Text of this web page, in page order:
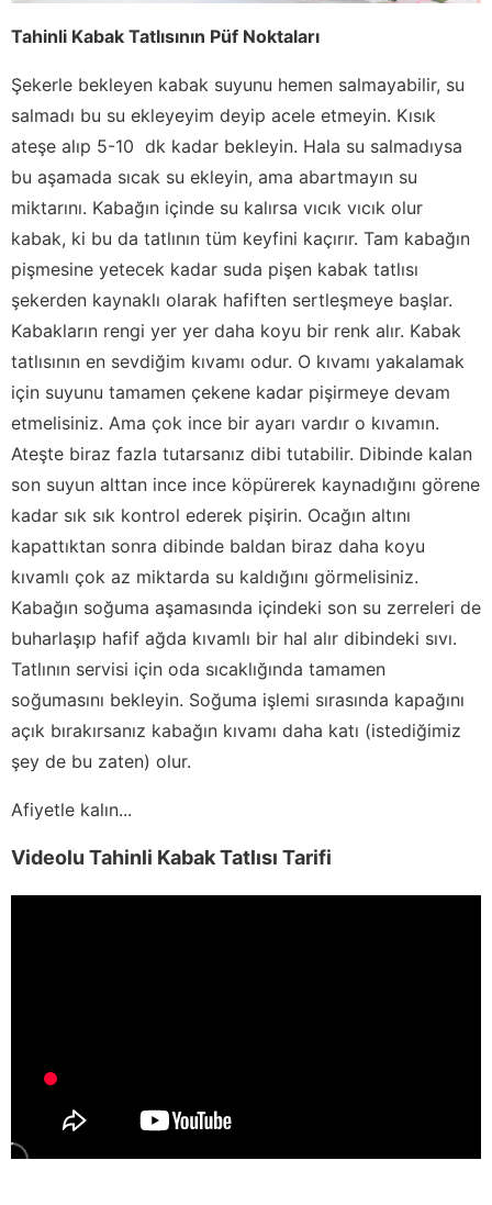
Tahinli Kabak Tatlısının Püf Noktaları
Şekerle bekleyen kabak suyunu hemen salmayabilir, su
salmadı bu su ekleyeyim deyip acele etmeyin. Kısık
ateşe alıp 5-10 dk kadar bekleyin. Hala su salmadıysa
bu aşamada sıcak su ekleyin, ama abartmayın su
miktarını. Kabağın içinde su kalırsa vıcık vıcık olur
kabak, ki bu da tatlının tüm keyfini kaçırır. Tam kabağın
pişmesine yetecek kadar suda pişen kabak tatlısı
şekerden kaynaklı olarak hafiften sertleşmeye başlar.
Kabakların rengi yer yer daha koyu bir renk alır. Kabak
tatlısının en sevdiğim kıvamı odur. O kıvamı yakalamak
için suyunu tamamen çekene kadar pişirmeye devam
etmelisiniz. Ama çok ince bir ayarı vardır o kıvamın.
Ateşte biraz fazla tutarsanız dibi tutabilir. Dibinde kalan
son suyun alttan ince ince köpürerek kaynadığını görene
kadar sık sık kontrol ederek pişirin. Ocağın altını
kapattıktan sonra dibinde baldan biraz daha koyu
kıvamlı çok az miktarda su kaldığını görmelisiniz.
Kabağın soğuma aşamasında içindeki son su zerreleri de
buharlaşıp hafif ağda kıvamlı bir hal alır dibindeki sıvı.
Tatlının servisi için oda sıcaklığında tamamen
soğumasını bekleyin. Soğuma işlemi sırasında kapağını
açık bırakırsanız kabağın kıvamı daha katı (istediğimiz
şey de bu zaten) olur.
Afiyetle kalın...
Videolu Tahinli Kabak Tatlısı Tarifi